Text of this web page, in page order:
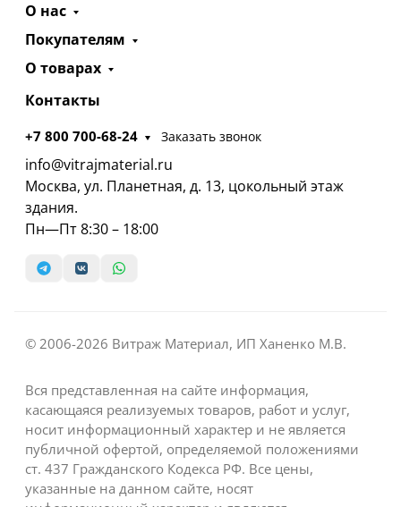
О нас
Покупателям
О товарах
Контакты
+7 800 700-68-24 Заказать звонок
info@vitrajmaterial.ru
Москва, ул. Планетная, д. 13, цокольный этаж
здания.
Пн—Пт 8:30 – 18:00
© 2006-2026 Витраж Материал, ИП Ханенко М.В.
Вся представленная на сайте информация,
касающаяся реализуемых товаров, работ и услуг,
носит информационный характер и не является
публичной офертой, определяемой положениями
ст. 437 Гражданского Кодекса РФ. Все цены,
указанные на данном сайте, носят